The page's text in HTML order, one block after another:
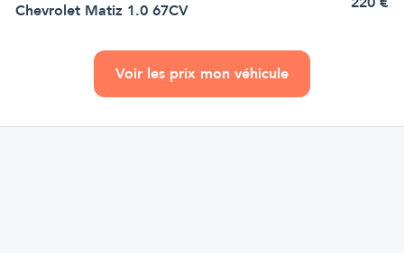
Chevrolet Matiz 1.0 67CV
Voir les prix mon véhicule